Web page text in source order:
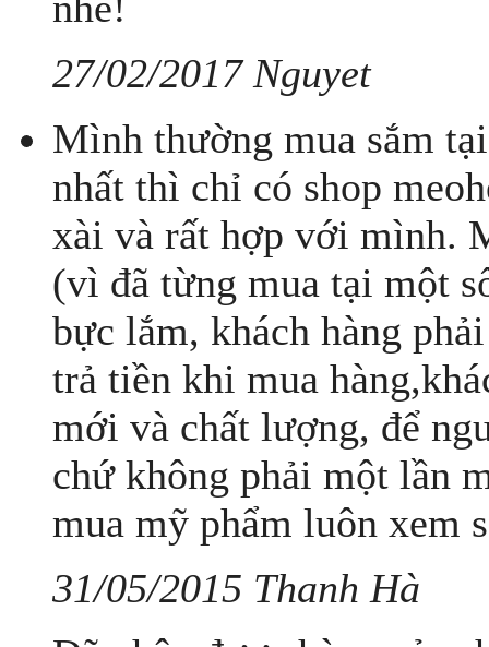
27/02/2017 Nguyet
Mình thường mua sắm
nhất thì chỉ có shop
xài và rất hợp với mình.
(vì đã từng mua tại một
bực lắm, khách hàng
trả tiền khi mua
mới và chất lượng, để
chứ không phải một lần
mua mỹ phẩm luôn xem
31/05/2015 Thanh Hà